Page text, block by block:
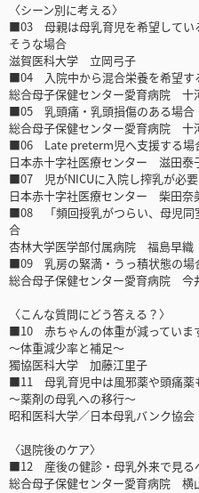
〈シーン別に考える〉
■03 母親は母乳育児を希望してい
そうな場合
滋賀医科大学 立岡弓子
■04 入院中から混合栄養を希望す
総合母子保健センター愛育病院 十
■05 乳頭痛・乳頭損傷のある場合
総合母子保健センター愛育病院 十
■06 Late preterm児へ支援する場
日本赤十字社医療センター 滋田泰
■07 児がNICUに入院し搾乳が必
日本赤十字社医療センター 柴田奈
■08 「頻回授乳がつらい、母児同
合
杏林大学医学部付属病院 福島早織
■09 乳房の緊満・うっ積状態の場
総合母子保健センター愛育病院 今
〈こんな質問にどう答える？〉
■10 赤ちゃんの体重が減っていま
～体重減少率と補足～
獨協医科大学 加藤江里子
■11 母乳育児中は風邪薬や頭痛薬
～薬剤の母乳への移行～
昭和医科大学／日本母乳バンク協
〈退院後のケア〉
■12 産後の健診・母乳外来で見る
総合母子保健センター愛育病院 横